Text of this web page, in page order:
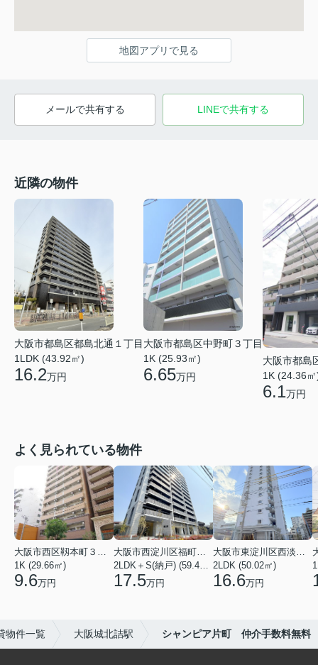
地図アプリで見る
メールで共有する LINEで共有する
近隣の物件
大阪市都島区都島北通１丁目
1LDK (43.92㎡)
16.2万円
大阪市都島区中野町３丁目
1K (25.93㎡)
6.65万円
大阪市都島
1K (24.36
6.1万円
よく見られている物件
1K (29.66㎡)
9.6万円 17.5万円
2LDK (50.02㎡)
16.6万円
物件一覧 大阪城北詰駅 シャンピア片町 仲介手数料無料